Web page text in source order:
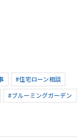
#住宅ローン相談
#ブルーミングガーデン